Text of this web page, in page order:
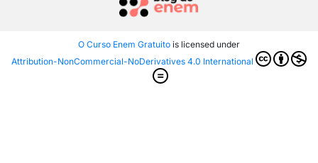
O Curso Enem Gratuito is licensed under
Attribution-NonCommercial-NoDerivatives 4.0 International